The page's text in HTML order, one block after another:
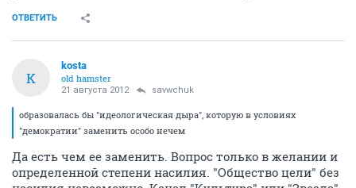
ОТВЕТИТЬ
K
kosta
old hamster
21 августа 2012 savwchuk
образовалась бы "идеологическая дыра", которую в условиях
"демократии" заменить особо нечем
Да есть чем ее заменить. Вопрос только в желании и
определенной степени насилия. "Общество цели" без